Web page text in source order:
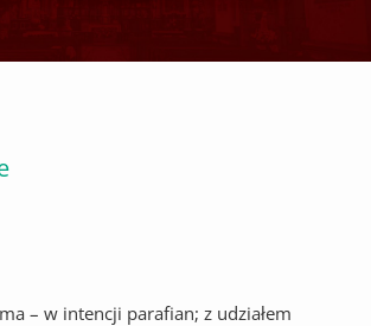
– w intencji parafian; z udziałem